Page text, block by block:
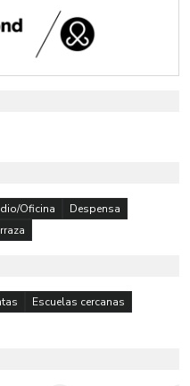
Oficina
Despensa
Escuelas cercanas